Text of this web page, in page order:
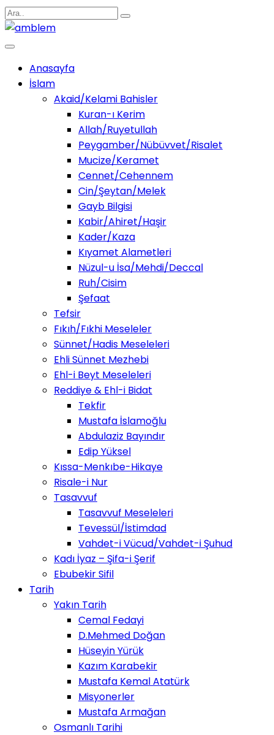
Anasayfa
İslam
Akaid/Kelami Bahisler
Kuran-ı Kerim
Allah/Ruyetullah
Peygamber/Nübüvvet/Risalet
Mucize/Keramet
Cennet/Cehennem
Cin/Şeytan/Melek
Gayb Bilgisi
Kabir/Ahiret/Haşir
Kader/Kaza
Kıyamet Alametleri
Nüzul-u İsa/Mehdi/Deccal
Ruh/Cisim
Şefaat
Tefsir
Fıkıh/Fıkhi Meseleler
Sünnet/Hadis Meseleleri
Ehli Sünnet Mezhebi
Ehl-i Beyt Meseleleri
Reddiye & Ehl-i Bidat
Tekfir
Mustafa İslamoğlu
Abdulaziz Bayındır
Edip Yüksel
Kıssa-Menkıbe-Hikaye
Risale-i Nur
Tasavvuf
Tasavvuf Meseleleri
Tevessül/İstimdad
Vahdet-i Vücud/Vahdet-i Şuhud
Kadı İyaz – Şifa-i Şerif
Ebubekir Sifil
Tarih
Yakın Tarih
Cemal Fedayi
D.Mehmed Doğan
Hüseyin Yürük
Kazım Karabekir
Mustafa Kemal Atatürk
Misyonerler
Mustafa Armağan
Osmanlı Tarihi